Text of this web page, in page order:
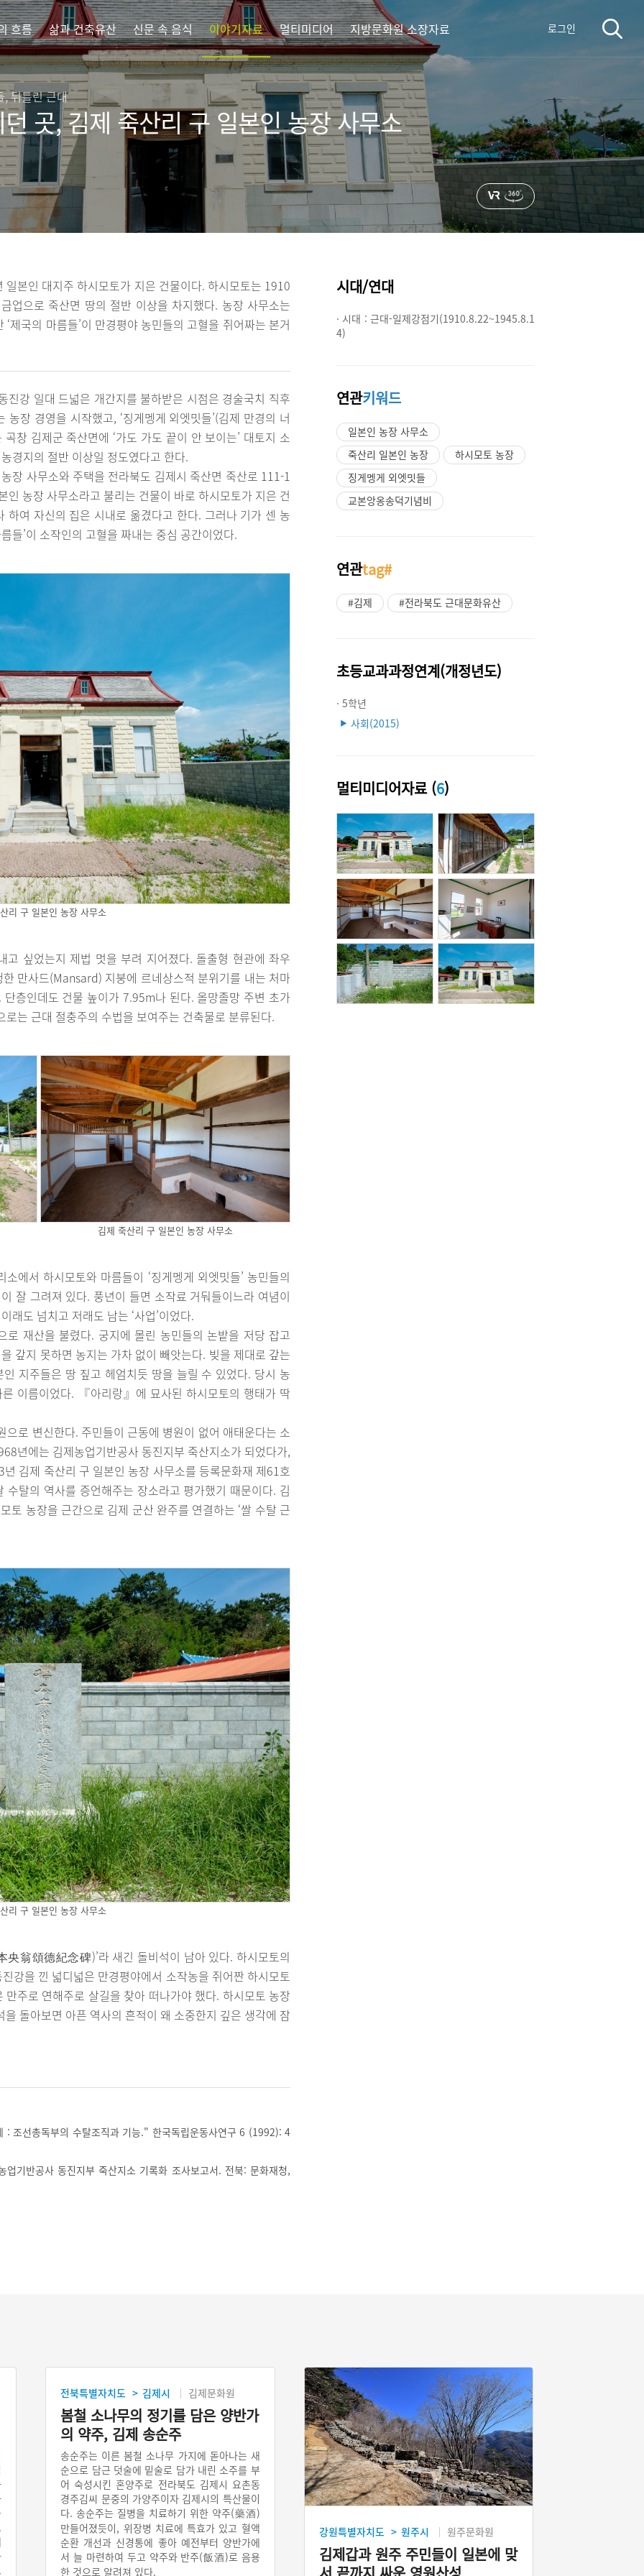
흐름 삶과 건축유산 신문 속 음식 이야기자료 멀티미디어 지방문화원 소장자료 로그인
, 뒤틀린 근대
곳, 김제 죽산리 구 일본인 농장 사무소
본인 대지주 하시모토가 지은 건물이다. 하시모토는 1910
업으로 죽산면 땅의 절반 이상을 차지했다. 농장 사무소는
제국의 마름들’이 만경평야 농민들의 고혈을 쥐어짜는 본거
진강 일대 드넓은 개간지를 불하받은 시점은 경술국치 직후
장 경영을 시작했고, ‘징게멩게 외엣밋들’(김제 만경의 너
창 김제군 죽산면에 ‘가도 가도 끝이 안 보이는’ 대토지 소
경지의 절반 이상일 정도였다고 한다.
장 사무소와 주택을 전라북도 김제시 죽산면 죽산로 111-1
농장 사무소라고 불리는 건물이 바로 하시모토가 지은 건
여 자신의 집은 시내로 옮겼다고 한다. 그러나 기가 센 농
들’이 소작인의 고혈을 짜내는 중심 공간이었다.
리 구 일본인 농장 사무소
고 싶었는지 제법 멋을 부려 지어졌다. 돌출형 현관에 좌우
만사드(Mansard) 지붕에 르네상스적 분위기를 내는 처마
층인데도 건물 높이가 7.95m나 된다. 올망졸망 주변 초가
는 근대 절충주의 수법을 보여주는 건축물로 분류된다.
김제 죽산리 구 일본인 농장 사무소
에서 하시모토와 마름들이 ‘징게멩게 외엣밋들’ 농민들의
잘 그려져 있다. 풍년이 들면 소작료 거둬들이느라 여념이
래도 넘치고 저래도 남는 ‘사업’이었다.
로 재산을 불렸다. 궁지에 몰린 농민들의 논밭을 저당 잡고
갚지 못하면 농지는 가차 없이 빼앗는다. 빚을 제대로 갚는
지주들은 땅 짚고 헤엄치듯 땅을 늘릴 수 있었다. 당시 농
이름이었다. 『아리랑』에 묘사된 하시모토의 행태가 딱
로 변신한다. 주민들이 근동에 병원이 없어 애태운다는 소
년에는 김제농업기반공사 동진지부 죽산지소가 되었다가,
김제 죽산리 구 일본인 농장 사무소를 등록문화재 제61호
탈의 역사를 증언해주는 장소라고 평가했기 때문이다. 김
토 농장을 근간으로 김제 군산 완주를 연결하는 ‘쌀 수탈 근
리 구 일본인 농장 사무소
央翁頌德紀念碑)’라 새긴 돌비석이 남아 있다. 하시모토의
강을 낀 넓디넓은 만경평야에서 소작농을 쥐어짠 하시모토
주로 연해주로 살길을 찾아 떠나가야 했다. 하시모토 농장
돌아보면 아픈 역사의 흔적이 왜 소중한지 깊은 생각에 잠
: 조선총독부의 수탈조직과 기능." 한국독립운동사연구 6 (1992): 4
업기반공사 동진지부 죽산지소 기록화 조사보고서. 전북: 문화재청,
시대/연대
· 시대 : 근대-일제강점기(1910.8.22~1945.8.1
4)
연관키워드
일본인 농장 사무소
죽산리 일본인 농장
하시모토 농장
징게멩게 외엣밋들
교본앙옹송덕기념비
연관tag#
#김제 #전라북도 근대문화유산
초등교과과정연계(개정년도)
· 5학년
▶ 사회(2015)
멀티미디어자료 (6)
전북특별자치도 > 김제시 김제문화원
봄철 소나무의 정기를 담은 양반가
의 약주, 김제 송순주
송순주는 이른 봄철 소나무 가지에 돋아나는 새
순으로 담근 덧술에 밑술로 담가 내린 소주를 부
어 숙성시킨 혼양주로 전라북도 김제시 요촌동
경주김씨 문중의 가양주이자 김제시의 특산물이
다. 송순주는 질병을 치료하기 위한 약주(藥酒)
만들어졌듯이, 위장병 치료에 특효가 있고 혈액
순환 개선과 신경통에 좋아 예전부터 양반가에
서 늘 마련하여 두고 약주와 반주(飯酒)로 음용
한 것으로 알려져 있다.
강원특별자치도 > 원주시 원주문화원
김제갑과 원주 주민들이 일본에 맞